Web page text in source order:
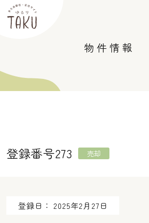
東多久町
住宅
土地
101〜300万円
301〜500万円
物件情報
登録番号273 売却
登録日： 2025年2月27日